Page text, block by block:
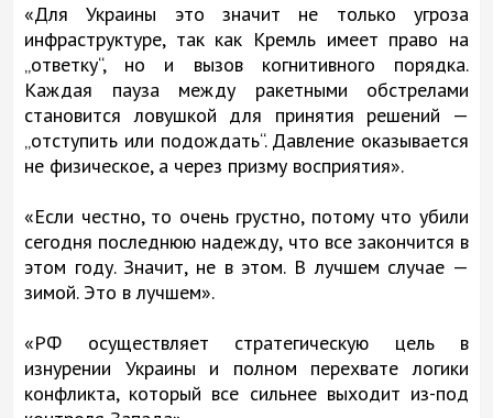
«Для Украины это значит не только угроза
инфраструктуре, так как Кремль имеет право на
„ответку“, но и вызов когнитивного порядка.
Каждая пауза между ракетными обстрелами
становится ловушкой для принятия решений —
„отступить или подождать“. Давление оказывается
не физическое, а через призму восприятия».
«Если честно, то очень грустно, потому что убили
сегодня последнюю надежду, что все закончится в
этом году. Значит, не в этом. В лучшем случае —
зимой. Это в лучшем».
«РФ осуществляет стратегическую цель в
изнурении Украины и полном перехвате логики
конфликта, который все сильнее выходит из-под